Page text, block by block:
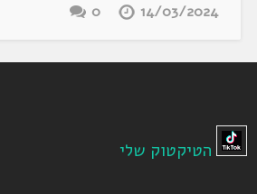
14/03/2024
0
הטיקטוק שלי